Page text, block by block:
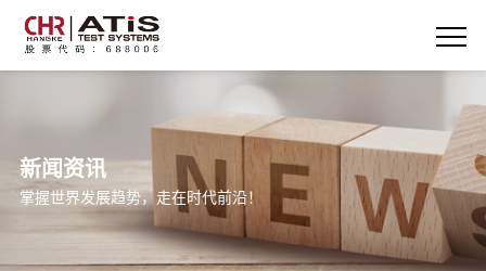
新闻资讯
掌握世界发展趋势，走在时代前沿！